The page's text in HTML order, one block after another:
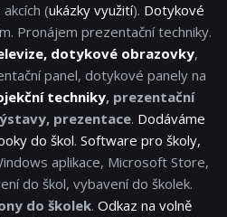
(ukázky využití). Dotykové
Pronájem prezentační techniky.
dotykové obrazovky,
panel, dotykové panely na
techniky, prezentační
prezentace. Dodáváme
do škol. Software pro školy,
aplikace, Microsoft Store,
do škol, vybavení do školek.
do školek. Odkaz na volně